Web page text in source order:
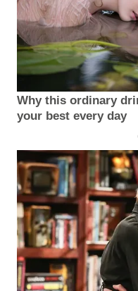
Why this ordinary
your best every day